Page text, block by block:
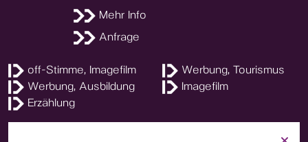
Mehr Info
Anfrage
off-Stimme, Imagefilm
Werbung, Tourismus
Werbung, Ausbildung
Imagefilm
Erzählung